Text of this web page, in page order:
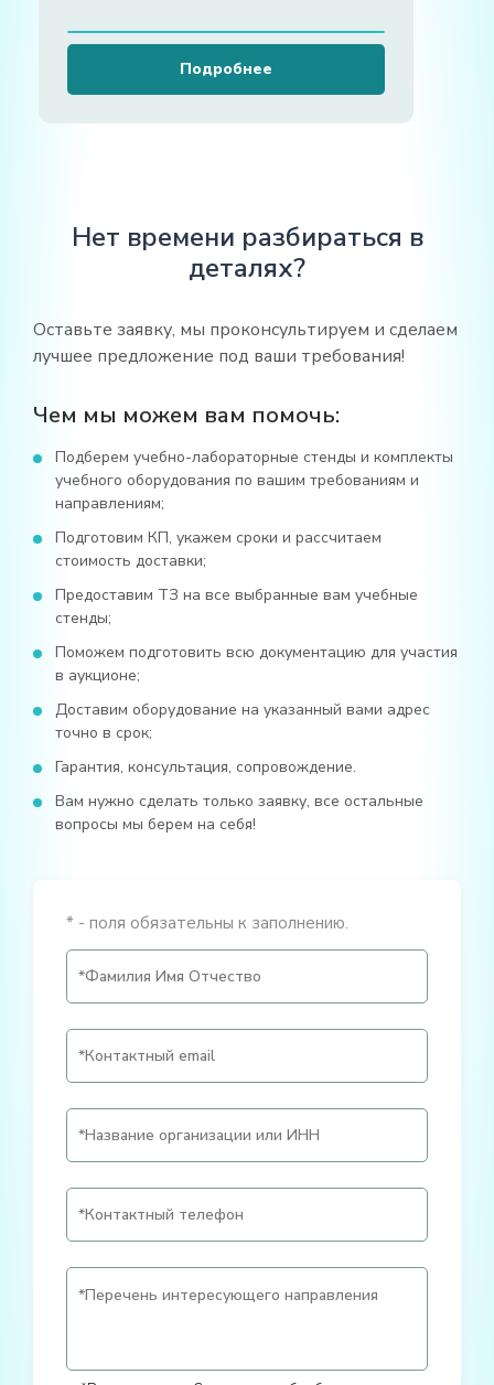
Подробнее
Нет времени разбираться в
деталях?
Оставьте заявку, мы проконсультируем и сделаем
лучшее предложение под ваши требования!
Чем мы можем вам помочь:
Подберем учебно-лабораторные стенды и комплекты
учебного оборудования по вашим требованиям и
направлениям;
Подготовим КП, укажем сроки и рассчитаем
стоимость доставки;
Предоставим ТЗ на все выбранные вам учебные
стенды;
Поможем подготовить всю документацию для участия
в аукционе;
Доставим оборудование на указанный вами адрес
точно в срок;
Гарантия, консультация, сопровождение.
Вам нужно сделать только заявку, все остальные
вопросы мы берем на себя!
* - поля обязательны к заполнению.